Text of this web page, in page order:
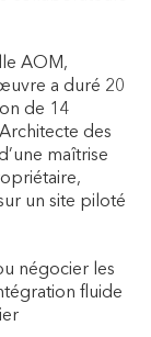
AOM,
a duré 20
de 14
des
maîtrise
un site piloté
négocier les
fluide